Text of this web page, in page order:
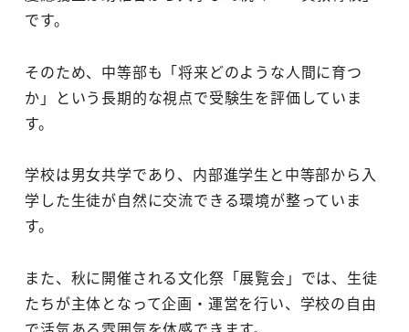
です。
そのため、中等部も「将来どのような人間に育つ
か」という長期的な視点で受験生を評価していま
す。
学校は男女共学であり、内部進学生と中等部から入
学した生徒が自然に交流できる環境が整っていま
す。
また、秋に開催される文化祭「展覧会」では、生徒
たちが主体となって企画・運営を行い、学校の自由